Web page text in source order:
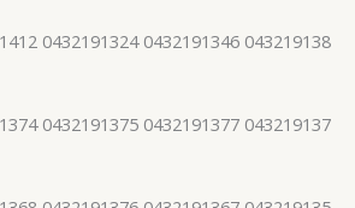
0432191324 0432191346 043219138
0432191375 0432191377 043219137